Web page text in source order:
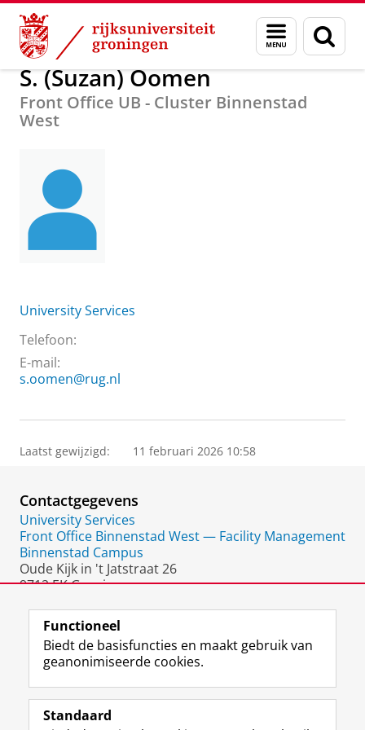
Skip
Content
Skip
Navigation
Menu
en
zoeken
Over ons S. (Suzan) Oomen
S. (Suzan) Oomen
Front Office UB - Cluster Binnenstad
West
University Services
Telefoon:
E-mail:
s.oomen@rug.nl
Laatst gewijzigd: 11 februari 2026 10:58
Contactgegevens
University Services
Front Office Binnenstad West — Facility Management
Binnenstad Campus
Oude Kijk in 't Jatstraat 26
9712 EK Groningen
Volg de RUG
F
a
L
i
R
S
I
n
Y
o
Functioneel
Biedt de basisfuncties en maakt gebruik van
geanonimiseerde cookies.
Standaard